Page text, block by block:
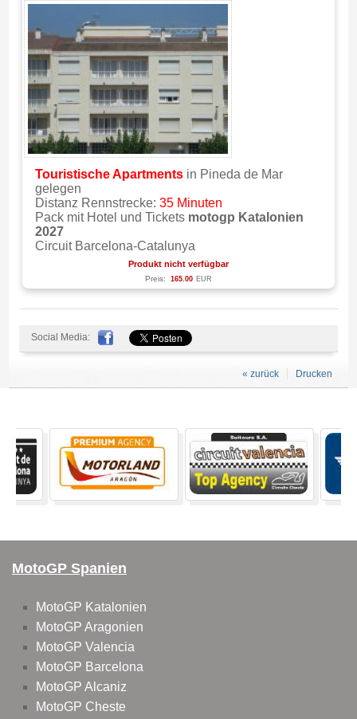
Touristische Apartmentsin Pineda de Mar
gelegen
Distanz Rennstrecke: 35 Minuten
Pack mit Hotel und Tickets motogp Katalonien
2027
Circuit Barcelona-Catalunya
Produkt nicht verfügbar
Preis: 165.00 EUR
Social Media:
Drucken
« zurück
MotoGP Spanien
MotoGP Katalonien
MotoGP Aragonien
MotoGP Valencia
MotoGP Barcelona
MotoGP Alcaniz
MotoGP Cheste